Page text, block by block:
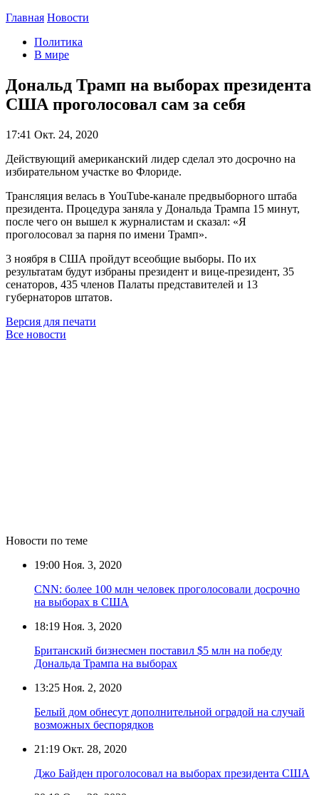
Главная Новости
Политика
В мире
Дональд Трамп на выборах президента
США проголосовал сам за себя
17:41 Окт. 24, 2020
Действующий американский лидер сделал это досрочно на
избирательном участке во Флориде.
Трансляция велась в YouTube-канале предвыборного штаба
президента. Процедура заняла у Дональда Трампа 15 минут,
после чего он вышел к журналистам и сказал: «Я
проголосовал за парня по имени Трамп».
3 ноября в США пройдут всеобщие выборы. По их
результатам будут избраны президент и вице-президент, 35
сенаторов, 435 членов Палаты представителей и 13
губернаторов штатов.
Версия для печати
Все новости
Новости по теме
19:00 Ноя. 3, 2020
CNN: более 100 млн человек проголосовали досрочно
на выборах в США
18:19 Ноя. 3, 2020
Британский бизнесмен поставил $5 млн на победу
Дональда Трампа на выборах
13:25 Ноя. 2, 2020
Белый дом обнесут дополнительной оградой на случай
возможных беспорядков
21:19 Окт. 28, 2020
Джо Байден проголосовал на выборах президента США